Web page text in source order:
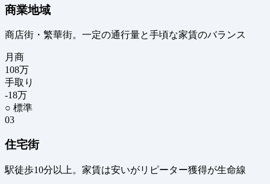
商業地域
商店街・繁華街。一定の通行量と手頃な家賃のバランス
月商
108万
手取り
-18万
○ 標準
03
住宅街
駅徒歩10分以上。家賃は安いがリピーター獲得が生命線